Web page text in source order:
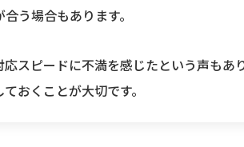
う場合もあります。
スピードに不満を感じたという声もあり
おくことが大切です。